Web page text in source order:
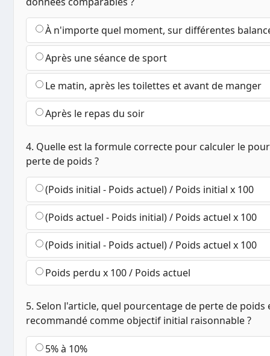
À n'importe quel moment, sur différentes
Après une séance de sport
Le matin, après les toilettes et avant de manger
Après le repas du soir
4. Quelle est la formule correcte pour calculer le
perte de poids ?
(Poids initial - Poids actuel) / Poids initial x 100
(Poids actuel - Poids initial) / Poids actuel x 100
(Poids initial - Poids actuel) / Poids actuel x 100
Poids perdu x 100 / Poids actuel
5. Selon l'article, quel pourcentage de perte de poids
recommandé comme objectif initial raisonnable ?
5% à 10%